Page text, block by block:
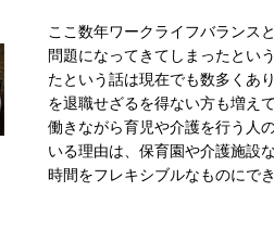
ここ数年ワークライフバランス
問題になってきてしまったとい
たという話は現在でも数多くあ
を退職せざるを得ない方も増え
働きながら育児や介護を行う人
いる理由は、保育園や介護施設
時間をフレキシブルなものにで